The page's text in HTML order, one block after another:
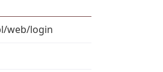
web/login